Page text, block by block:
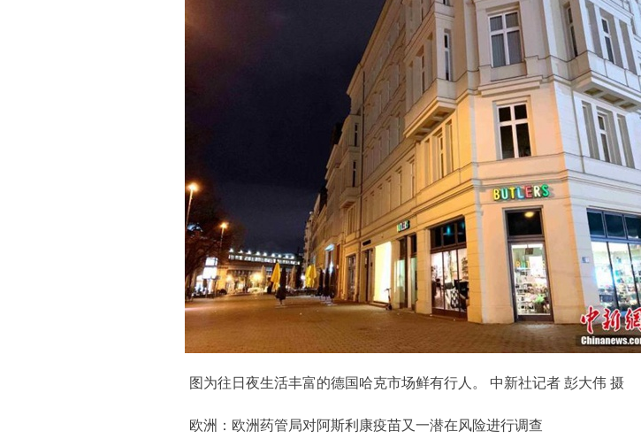
图为往日夜生活丰富的德国哈克市场鲜有行人。 中新社记者 彭大伟 摄
欧洲：欧洲药管局对阿斯利康疫苗又一潜在风险进行调查